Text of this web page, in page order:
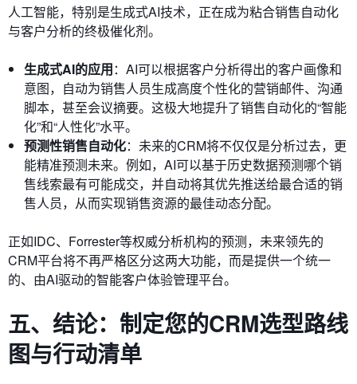
人工智能，特别是生成式AI技术，正在成为粘合销售自动化
与客户分析的终极催化剂。
生成式AI的应用：AI可以根据客户分析得出的客户画像和
意图，自动为销售人员生成高度个性化的营销邮件、沟通
脚本，甚至会议摘要。这极大地提升了销售自动化的“智能
化”和“人性化”水平。
预测性销售自动化：未来的CRM将不仅仅是分析过去，更
能精准预测未来。例如，AI可以基于历史数据预测哪个销
售线索最有可能成交，并自动将其优先推送给最合适的销
售人员，从而实现销售资源的最佳动态分配。
正如IDC、Forrester等权威分析机构的预测，未来领先的
CRM平台将不再严格区分这两大功能，而是提供一个统一
的、由AI驱动的智能客户体验管理平台。
五、结论：制定您的CRM选型路线
图与行动清单